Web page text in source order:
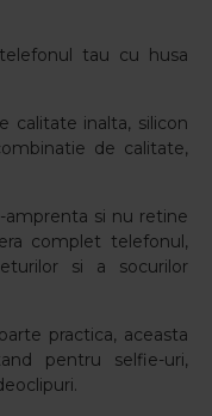
tau cu husa
calitate inalta, silicon
de calitate,
amprenta si nu retine
complet telefonul,
si a socurilor
practica, aceasta
pentru selfie-uri,